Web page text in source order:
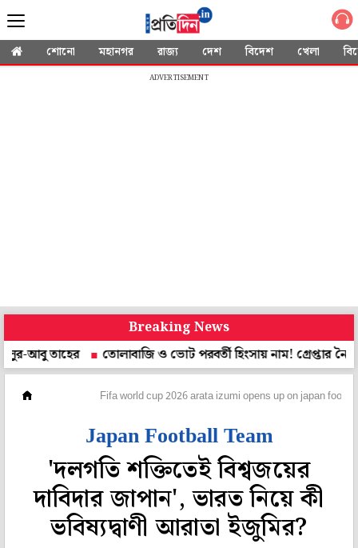
শোনো মহানগর রাজ্য দেশ বিদেশ খেলা
ADVERTISEMENT
Breaking News
তোলাবাজি ও ভোট পরবর্তী হিংসায় নাম! গ্রেপ্তার নৈহাটির
Fifa world cup 2026 arata izumi opens up on japan
Japan Football Team
'দলগতি শক্তিতেই বিশ্বজয়ের
দাবিদার জাপান', ভারত নিয়ে কী
ভবিষ্যদ্বাণী আরাতা ইজুমির?